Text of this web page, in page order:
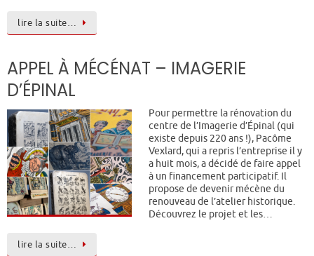
lire la suite…
APPEL À MÉCÉNAT – IMAGERIE
D’ÉPINAL
Pour permettre la rénovation du
centre de l’Imagerie d’Épinal (qui
existe depuis 220 ans !), Pacôme
Vexlard, qui a repris l’entreprise il y
a huit mois, a décidé de faire appel
à un financement participatif. Il
propose de devenir mécène du
renouveau de l’atelier historique.
Découvrez le projet et les…
lire la suite…